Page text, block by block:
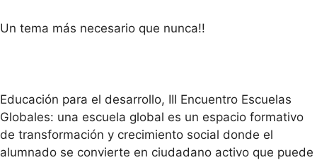
Un tema más necesario que nunca!!
Educación para el desarrollo, III Encuentro Escuelas
Globales: una escuela global es un espacio formativo
de transformación y crecimiento social donde el
alumnado se convierte en ciudadano activo que puede